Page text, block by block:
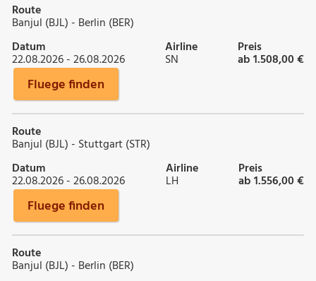
Route
Banjul (BJL) - Berlin (BER)
Datum
22.08.2026 - 26.08.2026
Airline
SN
Preis
ab 1.508,00 €
Fluege finden
Route
Banjul (BJL) - Stuttgart (STR)
Datum
22.08.2026 - 26.08.2026
Airline
LH
Preis
ab 1.556,00 €
Fluege finden
Route
Banjul (BJL) - Berlin (BER)